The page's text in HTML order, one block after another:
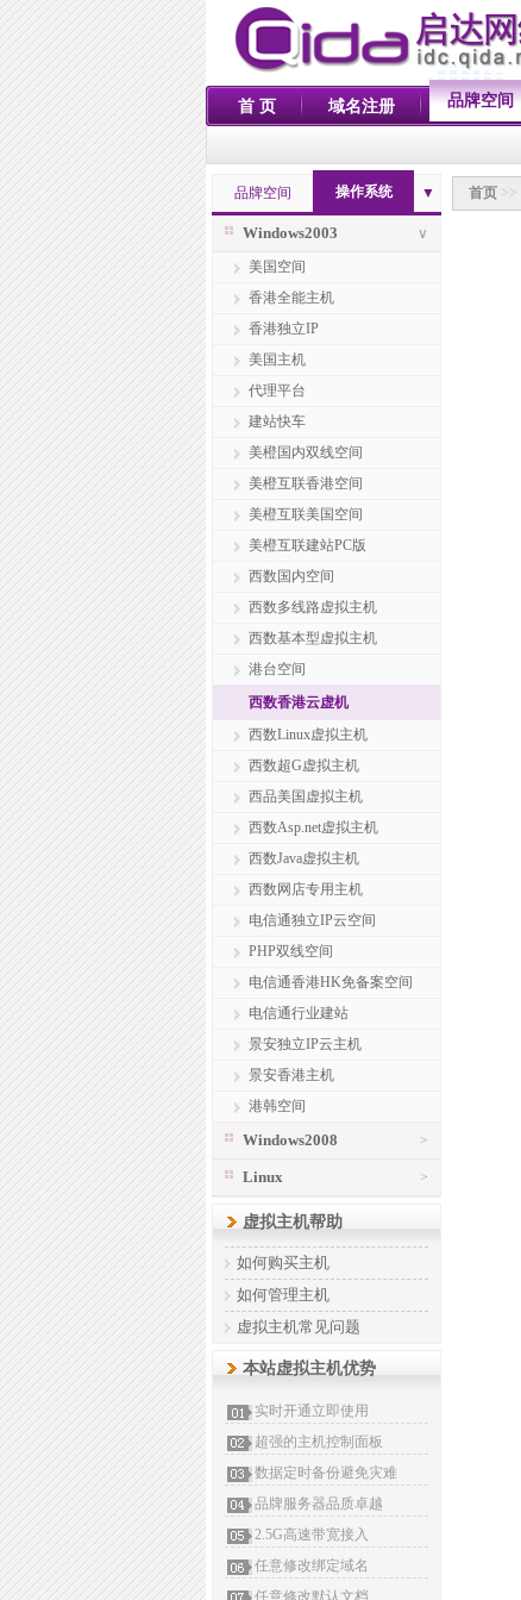
首 页 域名注册 品牌空间
品牌空间 操作系统 ▼
∨
Windows2003
美国空间
香港全能主机
香港独立IP
美国主机
代理平台
建站快车
美橙国内双线空间
美橙互联香港空间
美橙互联美国空间
美橙互联建站PC版
西数国内空间
西数多线路虚拟主机
西数基本型虚拟主机
港台空间
西数香港云虚机
西数Linux虚拟主机
西数超G虚拟主机
西品美国虚拟主机
西数Asp.net虚拟主机
西数Java虚拟主机
西数网店专用主机
电信通独立IP云空间
PHP双线空间
电信通香港HK免备案空间
电信通行业建站
景安独立IP云主机
景安香港主机
港韩空间
>
Windows2008
>
Linux
虚拟主机帮助
如何购买主机
如何管理主机
虚拟主机常见问题
本站虚拟主机优势
实时开通立即使用
超强的主机控制面板
数据定时备份避免灾难
品牌服务器品质卓越
2.5G高速带宽接入
任意修改绑定域名
任意修改默认文档
首页 >>